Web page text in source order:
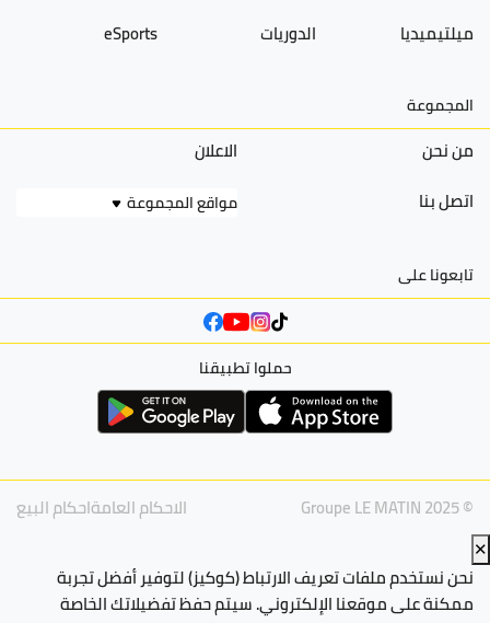
ميلتيميديا
الدوريات eSports
المجموعة
من نحن
الاعلان
اتصل بنا
مواقع المجموعة
تابعونا على
حملوا تطبيقنا
© Groupe LE MATIN 2025 الاحكام العامةاحكام البيع
✕
نحن نستخدم ملفات تعريف الارتباط (كوكيز) لتوفير أفضل تجربة
ممكنة على موقعنا الإلكتروني. سيتم حفظ تفضيلاتك الخاصة